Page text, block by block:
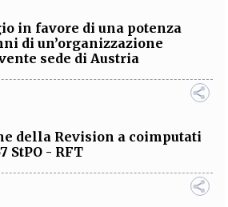
in favore di una potenza
di un’organizzazione
sede di Austria
della Revision a coimputati
StPO - RFT